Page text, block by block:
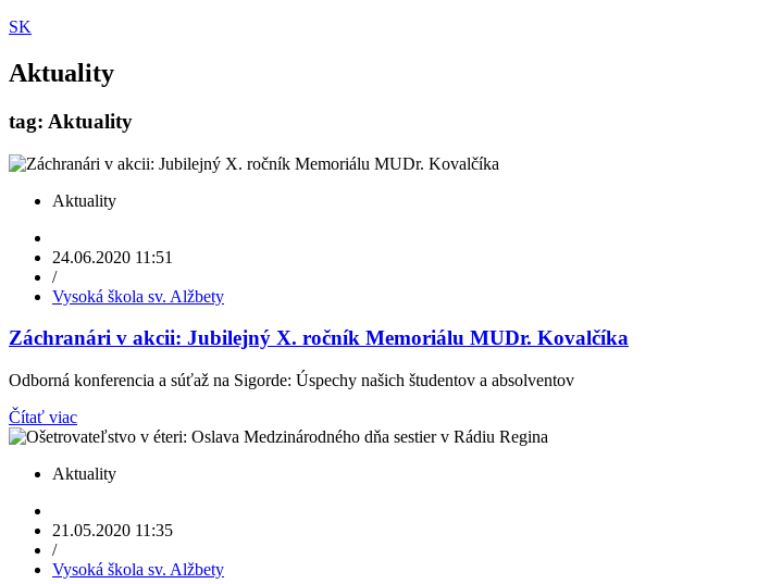
SK
Aktuality
tag: Aktuality
Aktuality
24.06.2020 11:51
/
Vysoká škola sv. Alžbety
Záchranári v akcii: Jubilejný X. ročník Memoriálu MUDr. Kovalčíka
Odborná konferencia a súťaž na Sigorde: Úspechy našich študentov a absolventov
Čítať viac
Aktuality
21.05.2020 11:35
/
Vysoká škola sv. Alžbety